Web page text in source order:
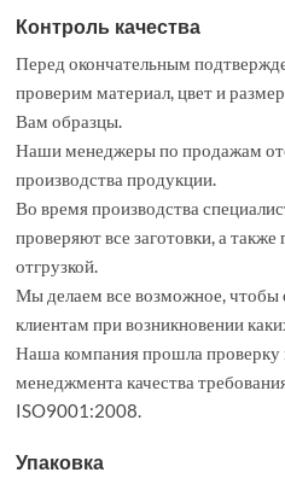
Контроль качества
Перед окончательным
проверим материал, цвет и
Вам образцы.
Наши менеджеры по продажам
производства продукции.
Во время производства
проверяют все заготовки, а
отгрузкой.
Мы делаем все возможное,
клиентам при возникновении
Наша компания прошла проверку
менеджмента качества
ISO9001:2008.
Упаковка